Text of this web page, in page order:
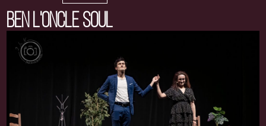
BEN L'ONCLE SOUL